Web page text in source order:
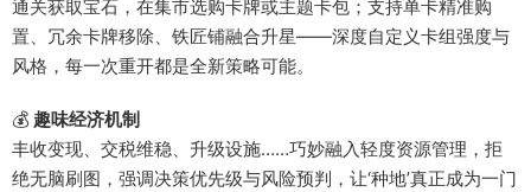
通关获取宝石，在集市选购卡牌或主题卡包；支持单卡精准购
置、冗余卡牌移除、铁匠铺融合升星——深度自定义卡组强度与
风格，每一次重开都是全新策略可能。
💰 趣味经济机制
丰收变现、交税维稳、升级设施……巧妙融入轻度资源管理，拒
绝无脑刷图，强调决策优先级与风险预判，让‘种地’真正成为一门